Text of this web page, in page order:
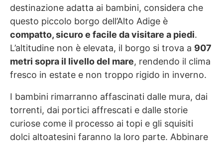
destinazione adatta ai bambini, considera che
questo piccolo borgo dell’Alto Adige è
compatto, sicuro e facile da visitare a piedi.
L’altitudine non è elevata, il borgo si trova a 907
metri sopra il livello del mare, rendendo il clima
fresco in estate e non troppo rigido in inverno.
I bambini rimarranno affascinati dalle mura, dai
torrenti, dai portici affrescati e dalle storie
curiose come il processo ai topi e gli squisiti
dolci altoatesini faranno la loro parte. Abbinare